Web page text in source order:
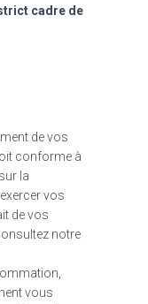
cadre de
de vos
conforme à
la
vos
de vos
notre
vous